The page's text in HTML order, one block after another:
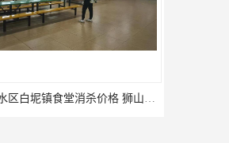
三水区白坭镇食堂消杀价格 狮山工厂灭鼠云